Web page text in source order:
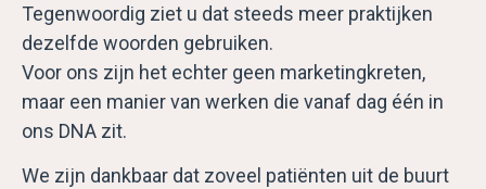
Tegenwoordig ziet u dat steeds meer praktijken
dezelfde woorden gebruiken.
Voor ons zijn het echter geen marketingkreten,
maar een manier van werken die vanaf dag één in
ons DNA zit.
We zijn dankbaar dat zoveel patiënten uit de buurt